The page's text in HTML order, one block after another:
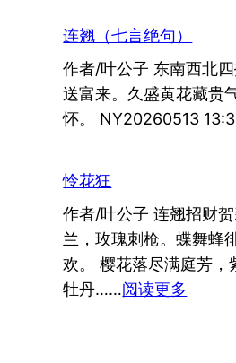
言
句）
连翘（七言绝句）
作者/叶公子 东南西北
送富来。久盛黄花藏贵
怀。 NY20260513
怜花狂
作者/叶公子 连翘招财
兰，玫瑰刺枪。蝶舞蜂
欢。 樱花落尽满庭芳，
牡丹……阅读更多